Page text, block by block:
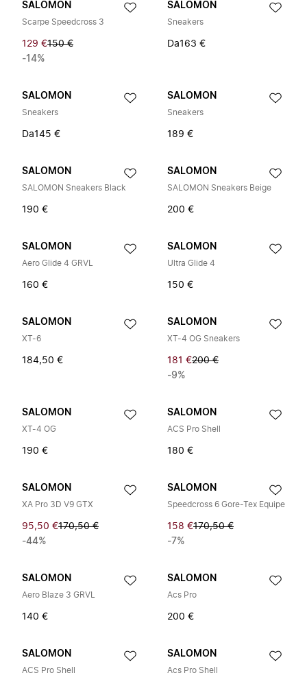
SALOMON
Scarpe Speedcross 3
129 €150 €
-14%
SALOMON
Sneakers
Da163 €
SALOMON
Sneakers
Da145 €
SALOMON
Sneakers
189 €
SALOMON
SALOMON Sneakers Black
190 €
SALOMON
SALOMON Sneakers Beige
200 €
SALOMON
Aero Glide 4 GRVL
160 €
SALOMON
Ultra Glide 4
150 €
SALOMON
XT-6
184,50 €
SALOMON
XT-4 OG Sneakers
181 €200 €
-9%
SALOMON
XT-4 OG
190 €
SALOMON
ACS Pro Shell
180 €
SALOMON
XA Pro 3D V9 GTX
95,50 €170,50 €
-44%
SALOMON
Speedcross 6 Gore-Tex Equipe
158 €170,50 €
-7%
SALOMON
Aero Blaze 3 GRVL
140 €
SALOMON
Acs Pro
200 €
SALOMON
ACS Pro Shell
SALOMON
Acs Pro Shell